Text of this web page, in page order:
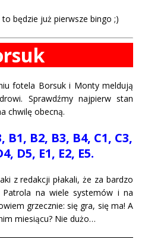
to będzie już pierwsze bingo ;)
fotela Borsuk i Monty meldują
Sprawdźmy najpierw stan
chwilę obecną.
B1, B2, B3, B4, C1, C3,
D5, E1, E2, E5.
z redakcji płakali, że za bardzo
na wiele systemów i na
grzecznie: się gra, się ma! A
miesiącu? Nie dużo…